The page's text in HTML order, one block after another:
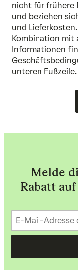
nicht für frühere
und beziehen
und
Kombination mit
Informationen
unteren Fußzeile.
Melde
Rabatt